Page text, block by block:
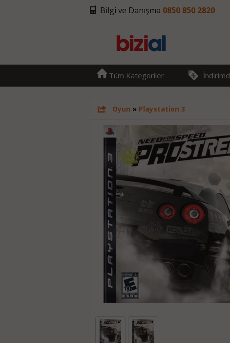
Bilgi ve Danışma 0850 850 2820
Tüm Kategoriler
Oyun » Playstation 3